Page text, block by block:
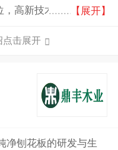
高新技术企业，林工
【展开】
点击展开
净刨花板的研发与生